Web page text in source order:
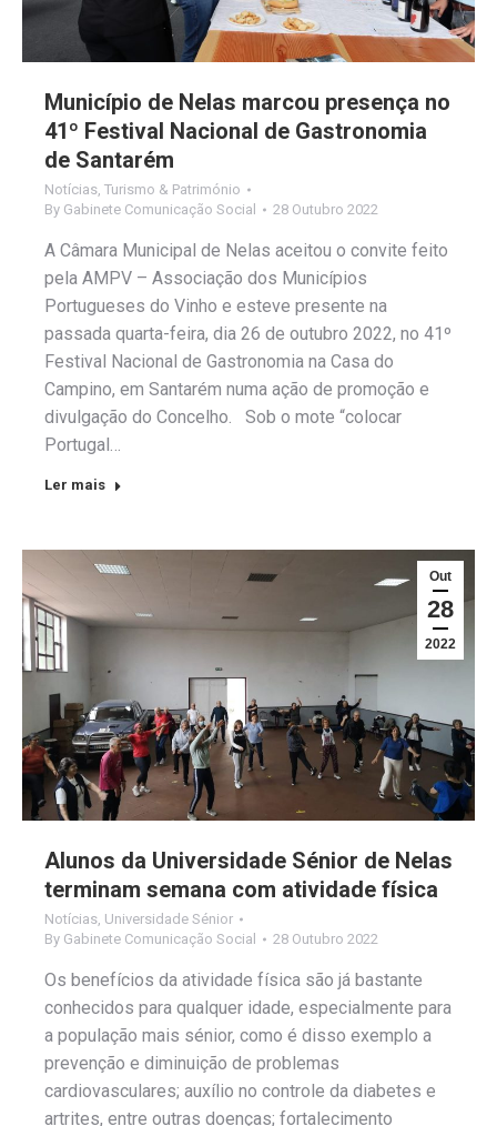
Município de Nelas marcou presença no
41º Festival Nacional de Gastronomia
de Santarém
Notícias, Turismo & Património
By Gabinete Comunicação Social 28 Outubro 2022
A Câmara Municipal de Nelas aceitou o convite feito
pela AMPV – Associação dos Municípios
Portugueses do Vinho e esteve presente na
passada quarta-feira, dia 26 de outubro 2022, no 41º
Festival Nacional de Gastronomia na Casa do
Campino, em Santarém numa ação de promoção e
divulgação do Concelho. Sob o mote “colocar
Portugal…
Ler mais
Out
28
2022
Alunos da Universidade Sénior de Nelas
terminam semana com atividade física
Notícias, Universidade Sénior
By Gabinete Comunicação Social 28 Outubro 2022
Os benefícios da atividade física são já bastante
conhecidos para qualquer idade, especialmente para
a população mais sénior, como é disso exemplo a
prevenção e diminuição de problemas
cardiovasculares; auxílio no controle da diabetes e
artrites, entre outras doenças; fortalecimento